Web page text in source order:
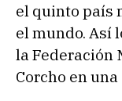
el quinto país
el mundo. Así
la Federación
Corcho en